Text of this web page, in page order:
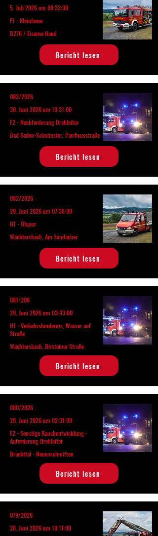
5. Juli 2026 um 09:33:00
F1 - Kleinfeuer
B276 / Eiserne Hand
Bericht lesen
083/2026
30. Juni 2026 um 19:31:00
F2 - Nachforderung Drehleiter
Bad Soden-Salmünster, Pacificusstraße
Bericht lesen
082/2026
29. Juni 2026 um 07:38:00
H1 - Ölspur
Wächtersbach, Am Sandacker
Bericht lesen
081/206
29. Juni 2026 um 03:43:00
H1 - Verkehrshindernis, Wasser auf
Straße
Wächtersbach, Birsteiner Straße
Bericht lesen
080/2026
29. Juni 2026 um 02:31:00
F2 - Sonstige Rauchentwicklung -
Anforderung Drehleiter
Brachttal - Neuenschmitten
Bericht lesen
079/2026
28. Juni 2026 um 18:11:00